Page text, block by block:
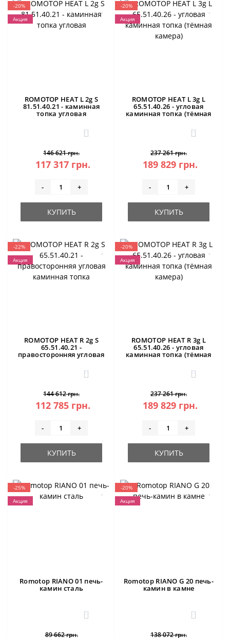
-20%
Акция
ROMOTOP HEAT L 2g S
81.51.40.21 - каминная
топка угловая
0
146 621 грн.
117 317 грн.
- +
КУПИТЬ
-20%
Акция
ROMOTOP HEAT L 3g L
65.51.40.26 - угловая
каминная топка (тёмная
0
237 261 грн.
189 829 грн.
- +
КУПИТЬ
-22%
Акция
ROMOTOP HEAT R 2g S
65.51.40.21 -
правосторонняя угловая
каминная топка
0
144 612 грн.
112 785 грн.
- +
КУПИТЬ
-20%
Акция
ROMOTOP HEAT R 3g L
65.51.40.26 - угловая
каминная топка (тёмная
0
237 261 грн.
189 829 грн.
- +
КУПИТЬ
-25%
Акция
Romotop RIANO 01 печь-
камин сталь
3
89 662 грн.
-20%
Акция
Romotop RIANO G 20 печь-
камин в камне
3
138 072 грн.